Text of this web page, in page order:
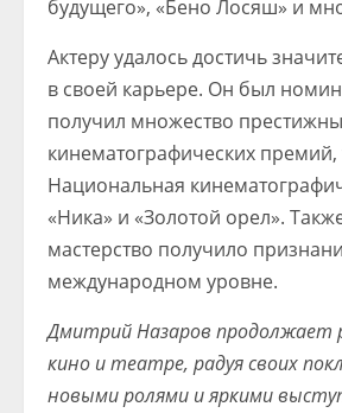
будущего», «Бено Лосяш» и
Актеру удалось достичь
в своей карьере. Он был
получил множество
кинематографических премий,
Национальная
«Ника» и «Золотой орел».
мастерство получило
международном уровне.
Дмитрий Назаров продолжает
кино и театре, радуя своих
новыми ролями и яркими